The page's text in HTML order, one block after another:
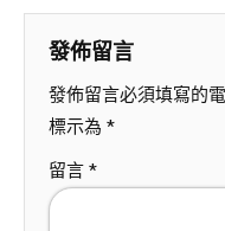
發佈留言
發佈留言必須填寫的
標示為 *
留言 *